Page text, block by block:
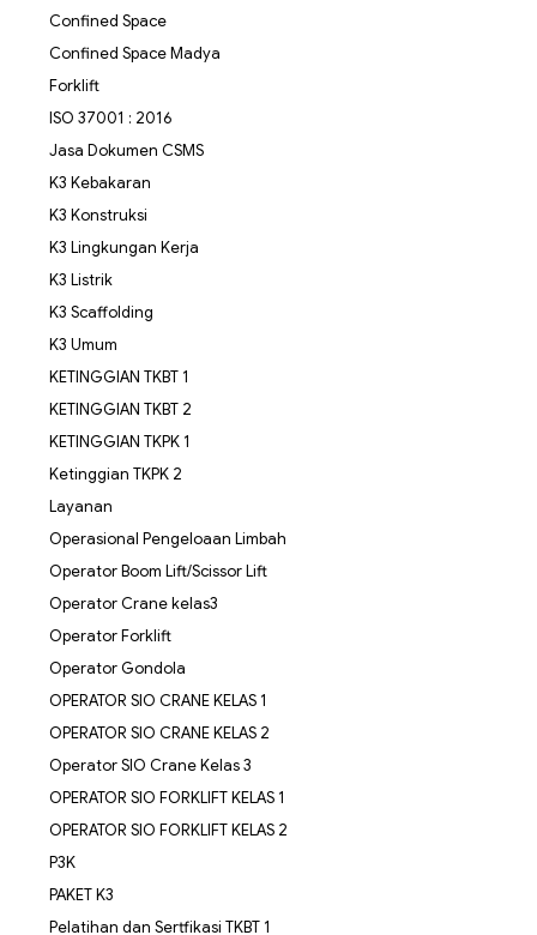
Confined Space
Confined Space Madya
Forklift
ISO 37001 : 2016
Jasa Dokumen CSMS
K3 Kebakaran
K3 Konstruksi
K3 Lingkungan Kerja
K3 Listrik
K3 Scaffolding
K3 Umum
KETINGGIAN TKBT 1
KETINGGIAN TKBT 2
KETINGGIAN TKPK 1
Ketinggian TKPK 2
Layanan
Operasional Pengeloaan Limbah
Operator Boom Lift/Scissor Lift
Operator Crane kelas3
Operator Forklift
Operator Gondola
OPERATOR SIO CRANE KELAS 1
OPERATOR SIO CRANE KELAS 2
Operator SIO Crane Kelas 3
OPERATOR SIO FORKLIFT KELAS 1
OPERATOR SIO FORKLIFT KELAS 2
P3K
PAKET K3
Pelatihan dan Sertfikasi TKBT 1